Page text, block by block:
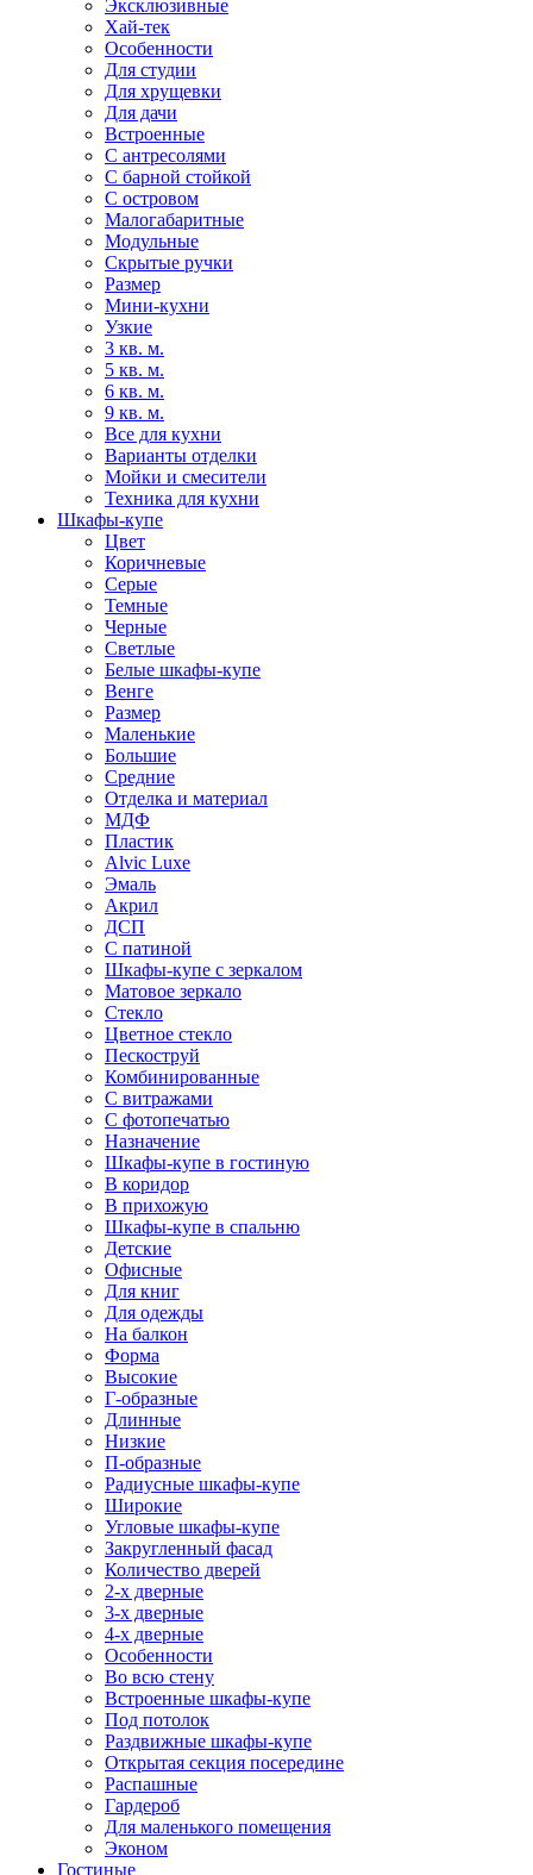
Эксклюзивные
Хай-тек
Особенности
Для студии
Для хрущевки
Для дачи
Встроенные
С антресолями
С барной стойкой
С островом
Малогабаритные
Модульные
Скрытые ручки
Размер
Мини-кухни
Узкие
3 кв. м.
5 кв. м.
6 кв. м.
9 кв. м.
Все для кухни
Варианты отделки
Мойки и смесители
Техника для кухни
Шкафы-купе
Цвет
Коричневые
Серые
Темные
Черные
Светлые
Белые шкафы-купе
Венге
Размер
Маленькие
Большие
Средние
Отделка и материал
МДФ
Пластик
Alvic Luxe
Эмаль
Акрил
ДСП
С патиной
Шкафы-купе с зеркалом
Матовое зеркало
Стекло
Цветное стекло
Пескоструй
Комбинированные
С витражами
С фотопечатью
Назначение
Шкафы-купе в гостиную
В коридор
В прихожую
Шкафы-купе в спальню
Детские
Офисные
Для книг
Для одежды
На балкон
Форма
Высокие
Г-образные
Длинные
Низкие
П-образные
Радиусные шкафы-купе
Широкие
Угловые шкафы-купе
Закругленный фасад
Количество дверей
2-х дверные
3-х дверные
4-х дверные
Особенности
Во всю стену
Встроенные шкафы-купе
Под потолок
Раздвижные шкафы-купе
Открытая секция посередине
Распашные
Гардероб
Для маленького помещения
Эконом
Гостиные